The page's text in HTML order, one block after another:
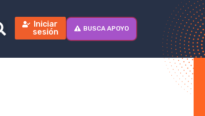
Iniciar
sesión
BUSCA APOYO